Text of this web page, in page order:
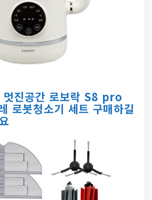
진공간 로보락 S8 pro
로봇청소기 세트 구매하길